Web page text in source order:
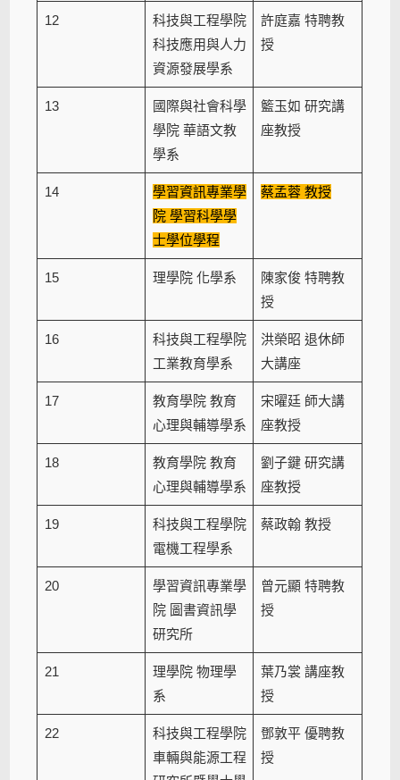
12
科技與工程學院
科技應用與人力
資源發展學系
許庭嘉 特聘教
授
13
國際與社會科學
學院 華語文教
學系
籃玉如 研究講
座教授
14
學習資訊專業學
院 學習科學學
士學位學程
蔡孟蓉 教授
15 理學院 化學系
陳家俊 特聘教
授
16
科技與工程學院
工業教育學系
洪榮昭 退休師
大講座
17
教育學院 教育
心理與輔導學系
宋曜廷 師大講
座教授
18
教育學院 教育
心理與輔導學系
劉子鍵 研究講
座教授
19
科技與工程學院
電機工程學系
蔡政翰 教授
20
學習資訊專業學
院 圖書資訊學
研究所
曾元顯 特聘教
授
21
理學院 物理學
系
葉乃裳 講座教
授
22
科技與工程學院
車輛與能源工程
鄧敦平 優聘教
授